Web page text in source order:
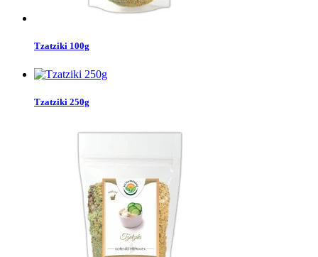
Tzatziki 100g
Tzatziki 250g